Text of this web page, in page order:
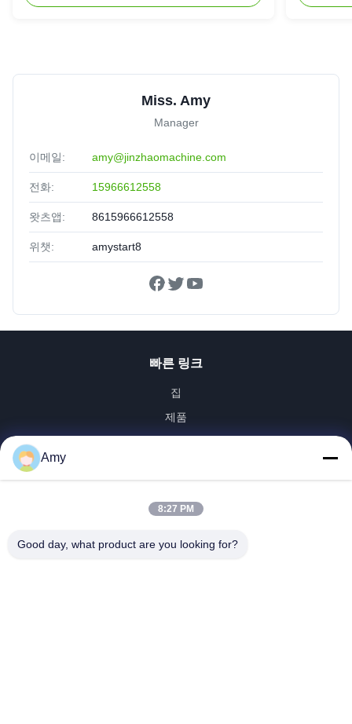
Miss. Amy
Manager
이메일: amy@jinzhaomachine.com
전화: 15966612558
왓츠앱: 8615966612558
위챗: amystart8
빠른 링크
집
제품
공장 여행
품질 관리
Amy
8:27 PM
Good day, what product are you looking for?